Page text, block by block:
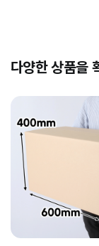
다양한 상품을